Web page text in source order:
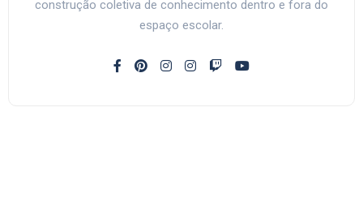
construção coletiva de conhecimento dentro e fora do
espaço escolar.